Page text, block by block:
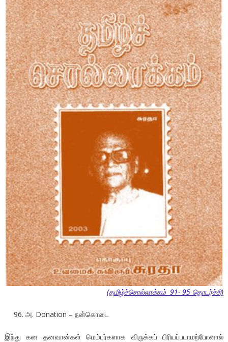
(தமிழ்ச்சொல்லாக்கம் 91- 95 தொடர்ச்சி)
அ. Donation – நன்கொடை
இந்து கன தனவான்கள் மெம்பர்களாக விருக்கப் பிரியப்படாமற்போனால்